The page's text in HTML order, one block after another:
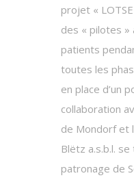
projet «
des « pilotes »
patients
toutes les
en place d’un
collaboration
de Mondorf et
Blëtz a.s.b.l.
patronage de